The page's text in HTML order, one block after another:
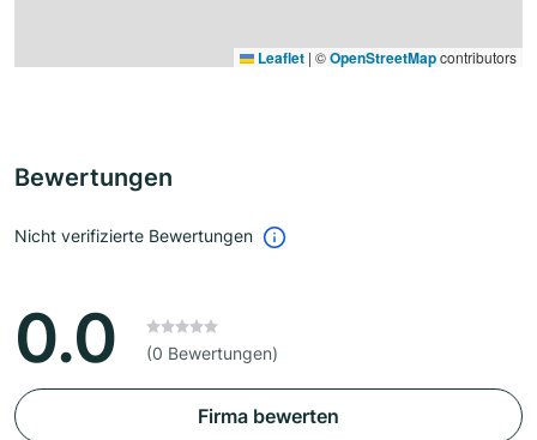
Leaflet | ©OpenStreetMapcontributors
Bewertungen
Nicht verifizierte Bewertungen
0.0 (0 Bewertungen)
Firma bewerten